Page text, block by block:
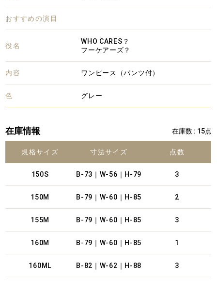
おすすめの演目
役名
WHO CARES？
フーケアーズ？
内容 ワンピース（パンツ付）
色 グレー
在庫情報 在庫数 : 15点
規格サイズ 寸法サイズ 点数
150S B-73｜W-56｜H-79 3
150M B-79｜W-60｜H-85 2
155M B-79｜W-60｜H-85 3
160M B-79｜W-60｜H-85 1
160ML B-82｜W-62｜H-88 3